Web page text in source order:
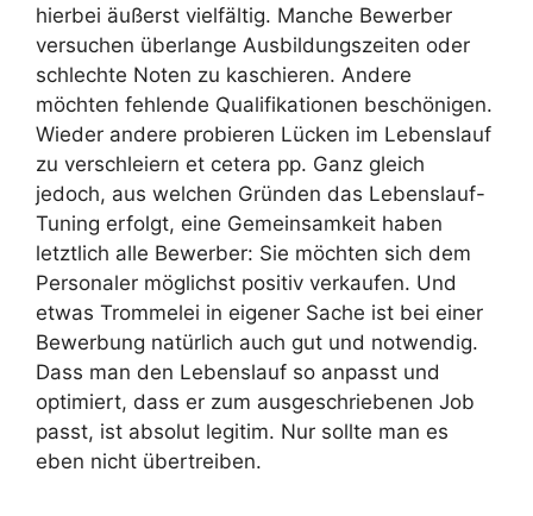
hierbei äußerst vielfältig. Manche Bewerber
versuchen überlange Ausbildungszeiten oder
schlechte Noten zu kaschieren. Andere
möchten fehlende Qualifikationen beschönigen.
Wieder andere probieren Lücken im Lebenslauf
zu verschleiern et cetera pp. Ganz gleich
jedoch, aus welchen Gründen das Lebenslauf-
Tuning erfolgt, eine Gemeinsamkeit haben
letztlich alle Bewerber: Sie möchten sich dem
Personaler möglichst positiv verkaufen. Und
etwas Trommelei in eigener Sache ist bei einer
Bewerbung natürlich auch gut und notwendig.
Dass man den Lebenslauf so anpasst und
optimiert, dass er zum ausgeschriebenen Job
passt, ist absolut legitim. Nur sollte man es
eben nicht übertreiben.